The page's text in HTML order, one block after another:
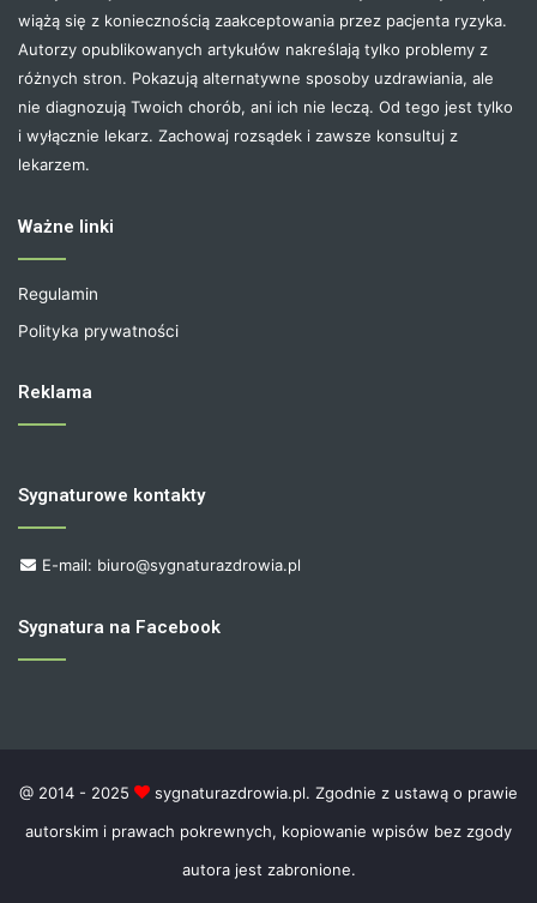
wiążą się z koniecznością zaakceptowania przez pacjenta ryzyka.
Autorzy opublikowanych artykułów nakreślają tylko problemy z
różnych stron. Pokazują alternatywne sposoby uzdrawiania, ale
nie diagnozują Twoich chorób, ani ich nie leczą. Od tego jest tylko
i wyłącznie lekarz. Zachowaj rozsądek i zawsze konsultuj z
lekarzem.
Ważne linki
Regulamin
Polityka prywatności
Reklama
Sygnaturowe kontakty
E-mail: biuro@sygnaturazdrowia.pl
Sygnatura na Facebook
@ 2014 - 2025
sygnaturazdrowia.pl. Zgodnie z ustawą o prawie
autorskim i prawach pokrewnych, kopiowanie wpisów bez zgody
autora jest zabronione.